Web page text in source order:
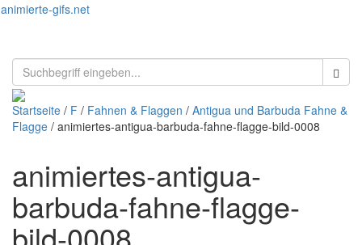
animierte-gifs.net
Startseite / F / Fahnen & Flaggen / Antigua und Barbuda Fahne &
Flagge / animiertes-antigua-barbuda-fahne-flagge-bild-0008
animiertes-antigua-
barbuda-fahne-flagge-